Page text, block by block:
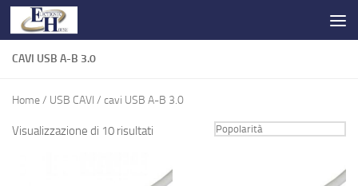
Salta al contenuto
CAVI USB A-B 3.0
Home/ USB CAVI / cavi USB A-B 3.0
Visualizzazione di 10 risultati